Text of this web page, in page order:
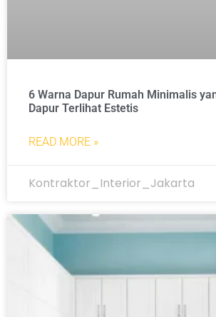
6 Warna Dapur Rumah Minimalis
Dapur Terlihat Estetis
READ MORE »
Kontraktor_Interior_Jakarta